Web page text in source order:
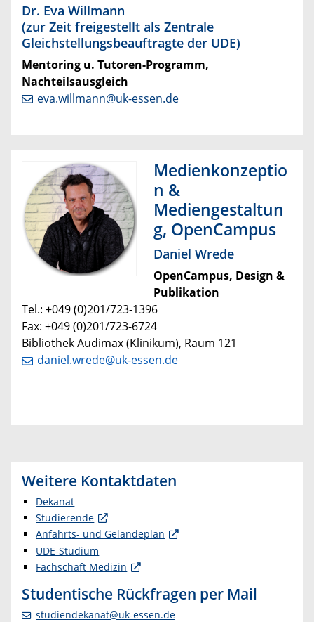
Dr. Eva Willmann
(zur Zeit freigestellt als Zentrale
Gleichstellungsbeauftragte der UDE)
Mentoring u. Tutoren-Programm,
Nachteilsausgleich
eva.willmann@uk-essen.de
Medienkonzeptio
n &
Mediengestaltun
g, OpenCampus
Daniel Wrede
OpenCampus, Design &
Publikation
Tel.: +049 (0)201/723-1396
Fax: +049 (0)201/723-6724
Bibliothek Audimax (Klinikum), Raum 121
daniel.wrede@uk-essen.de
Weitere Kontaktdaten
Dekanat
Studierende
Anfahrts- und Geländeplan
UDE-Studium
Fachschaft Medizin
Studentische Rückfragen per Mail
studiendekanat@uk-essen.de